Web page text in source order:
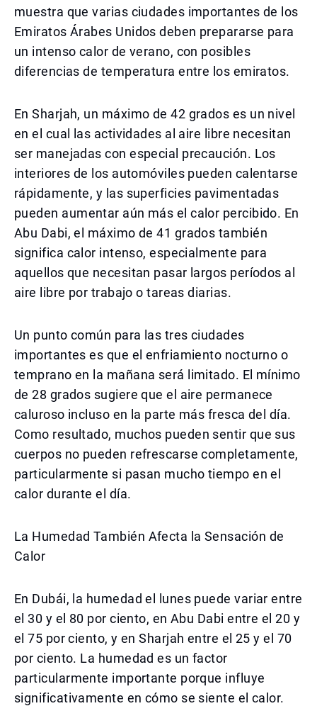
muestra que varias ciudades importantes de los
Emiratos Árabes Unidos deben prepararse para
un intenso calor de verano, con posibles
diferencias de temperatura entre los emiratos.
En Sharjah, un máximo de 42 grados es un nivel
en el cual las actividades al aire libre necesitan
ser manejadas con especial precaución. Los
interiores de los automóviles pueden calentarse
rápidamente, y las superficies pavimentadas
pueden aumentar aún más el calor percibido. En
Abu Dabi, el máximo de 41 grados también
significa calor intenso, especialmente para
aquellos que necesitan pasar largos períodos al
aire libre por trabajo o tareas diarias.
Un punto común para las tres ciudades
importantes es que el enfriamiento nocturno o
temprano en la mañana será limitado. El mínimo
de 28 grados sugiere que el aire permanece
caluroso incluso en la parte más fresca del día.
Como resultado, muchos pueden sentir que sus
cuerpos no pueden refrescarse completamente,
particularmente si pasan mucho tiempo en el
calor durante el día.
La Humedad También Afecta la Sensación de
Calor
En Dubái, la humedad el lunes puede variar entre
el 30 y el 80 por ciento, en Abu Dabi entre el 20 y
el 75 por ciento, y en Sharjah entre el 25 y el 70
por ciento. La humedad es un factor
particularmente importante porque influye
significativamente en cómo se siente el calor.